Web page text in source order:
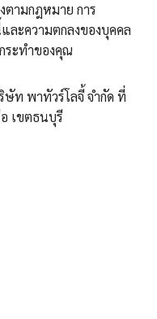
ตามกฎหมาย การ
ละความตกลงของบุคคล
ระทำของคุณ
ษัท พาทัวร์โลจี้ จำกัด ที่
เขตธนบุรี